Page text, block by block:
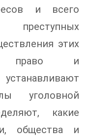
и всего
этих
право и
уголовной
какие
общества и